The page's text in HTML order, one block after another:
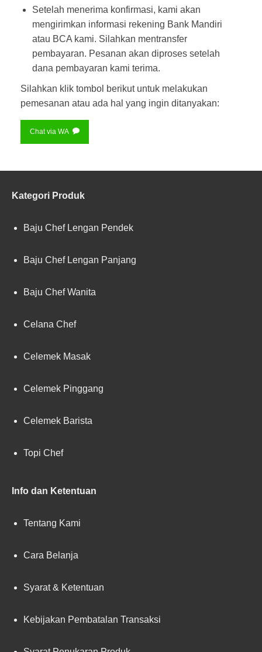
Setelah menerima konfirmasi, kami akan
mengirimkan informasi rekening Bank Mandiri
atau BCA kami. Silahkan mentransfer
pembayaran. Pesanan akan diproses setelah
dana pembayaran kami terima.
Silahkan klik tombol berikut untuk melakukan
pemesanan atau ada hal yang ingin ditanyakan:
Chat via WA
Kategori Produk
Baju Chef Lengan Pendek
Baju Chef Lengan Panjang
Baju Chef Wanita
Celana Chef
Celemek Masak
Celemek Pinggang
Celemek Barista
Topi Chef
Info dan Ketentuan
Tentang Kami
Cara Belanja
Syarat & Ketentuan
Kebijakan Pembatalan Transaksi